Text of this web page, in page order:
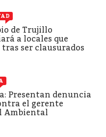
de Trujillo
a locales que
ser clausurados
Presentan denuncia
el gerente
Ambiental